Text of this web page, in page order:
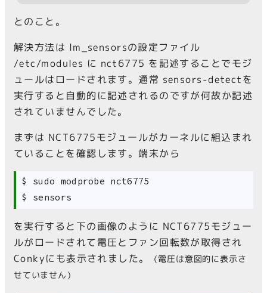
とのこと。
解決方法は lm_sensorsの設定ファイル
/etc/modules に nct6775 を記述することでモジ
ュールはロードされます。通常 sensors-detectを
実行すると自動的に記述されるのですが何故か記述
されていませんでした。
まずは NCT6775モジュールがカーネルに組込まれ
ていることを確認します。端末から
$ sudo modprobe nct6775
を実行すると下の画像のように NCT6775モジュー
ルがロードされて電圧とファン回転数が取得され
Conkyにも表示されました。
（電圧は意図的に表示さ
せていません）